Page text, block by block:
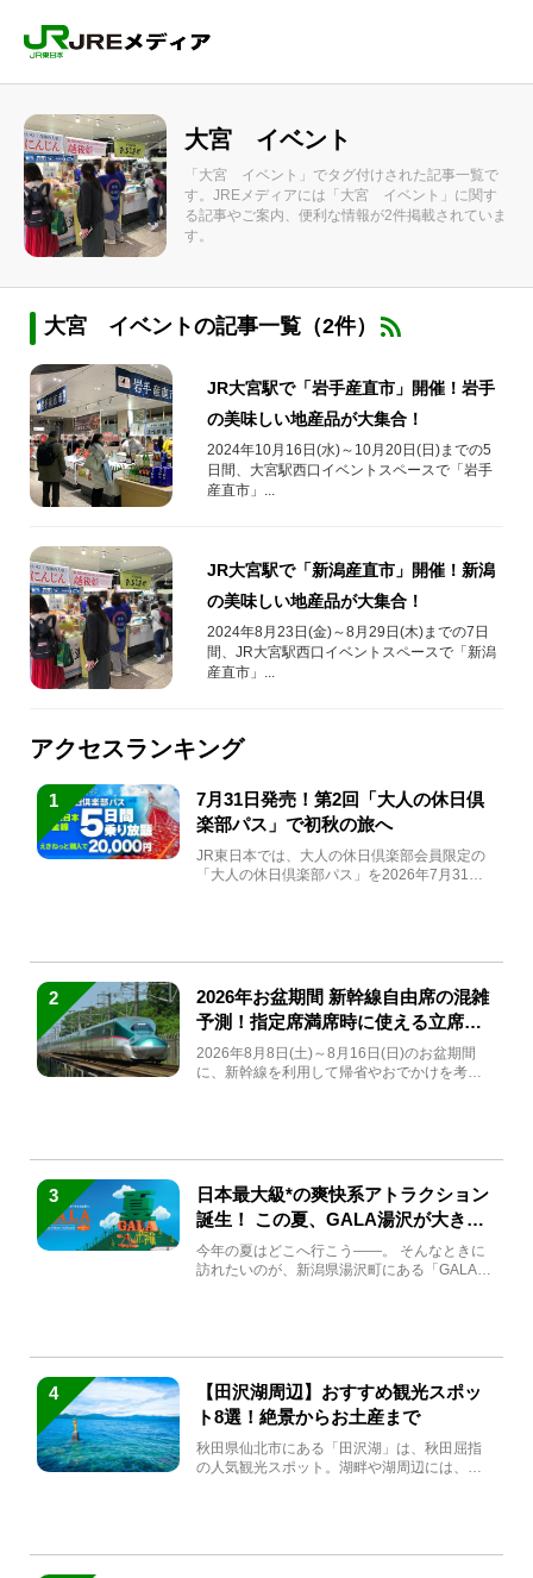
大宮 イベント
「大宮 イベント」でタグ付けされた記事一覧で
す。JREメディアには「大宮 イベント」に関す
る記事やご案内、便利な情報が2件掲載されていま
す。
大宮 イベントの記事一覧（2件）
JR大宮駅で「岩手産直市」開催！岩手
の美味しい地産品が大集合！
2024年10月16日(水)～10月20日(日)までの5
日間、大宮駅西口イベントスペースで「岩手
産直市」...
JR大宮駅で「新潟産直市」開催！新潟
の美味しい地産品が大集合！
2024年8月23日(金)～8月29日(木)までの7日
間、JR大宮駅西口イベントスペースで「新潟
産直市」...
アクセスランキング
1
7月31日発売！第2回「大人の休日倶
楽部パス」で初秋の旅へ
JR東日本では、大人の休日倶楽部会員限定の
「大人の休日倶楽部パス」を2026年7月31日
2
2026年お盆期間 新幹線自由席の混雑
予測！指定席満席時に使える立席特
急券も解説
2026年8月8日(土)～8月16日(日)のお盆期間
に、新幹線を利用して帰省やおでかけを考え
3
日本最大級*の爽快系アトラクション
誕生！ この夏、GALA湯沢が大きく
生まれ変わる
今年の夏はどこへ行こう――。 そんなときに
訪れたいのが、新潟県湯沢町にある「GALA湯
4
【田沢湖周辺】おすすめ観光スポッ
ト8選！絶景からお土産まで
秋田県仙北市にある「田沢湖」は、秋田屈指
の人気観光スポット。湖畔や湖周辺には、田